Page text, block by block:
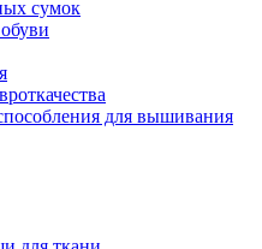
сумок
для вышивания